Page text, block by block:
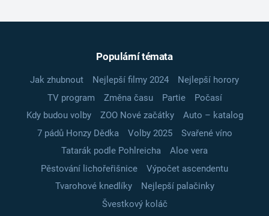
Populární témata
Jak zhubnout Nejlepší filmy 2024
Nejlepší horory
TV program
Změna času Partie
Počasí
Kdy budou volby
ZOO Nové začátky
Auto – katalog
7 pádů Honzy Dědka
Volby 2025
Svařené víno
Tatarák podle Pohlreicha
Aloe vera
Pěstování lichořeřišnice
Výpočet ascendentu
Tvarohové knedlíky
Nejlepší palačinky
Švestkový koláč